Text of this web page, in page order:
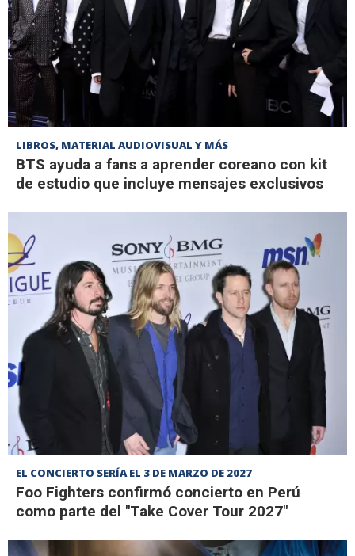
LIBROS, MATERIAL AUDIOVISUAL Y MÁS
BTS ayuda a fans a aprender coreano con kit
de estudio que incluye mensajes exclusivos
EL CONCIERTO SERÍA EL 3 DE MARZO DE 2027
Foo Fighters confirmó concierto en Perú
como parte del "Take Cover Tour 2027"